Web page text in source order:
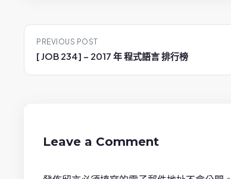
PPREVIOUS POST
[ JOB 234] – 2017 年 程式語言 排行榜
Leave a Comment